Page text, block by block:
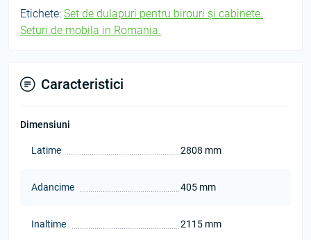
Etichete: Set de dulapuri pentru birouri și cabinete.
Seturi de mobila in Romania.
Caracteristici
Dimensiuni
Latime 2808 mm
Adancime 405 mm
Inaltime 2115 mm